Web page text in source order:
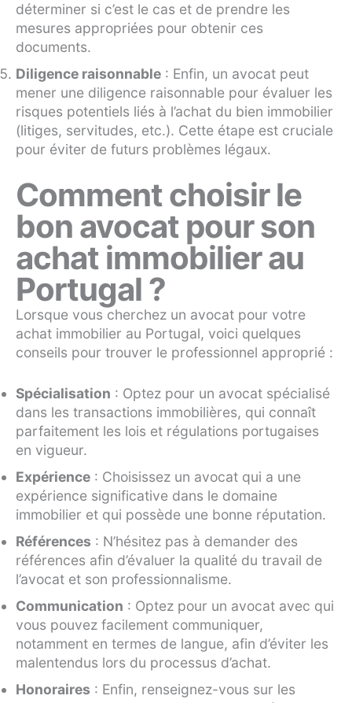
déterminer si c’est le cas et de prendre les
mesures appropriées pour obtenir ces
documents.
Diligence raisonnable : Enfin, un avocat peut
mener une diligence raisonnable pour évaluer les
risques potentiels liés à l’achat du bien immobilier
(litiges, servitudes, etc.). Cette étape est cruciale
pour éviter de futurs problèmes légaux.
Comment choisir le
bon avocat pour son
achat immobilier au
Portugal ?
Lorsque vous cherchez un avocat pour votre
achat immobilier au Portugal, voici quelques
conseils pour trouver le professionnel approprié :
Spécialisation : Optez pour un avocat spécialisé
dans les transactions immobilières, qui connaît
parfaitement les lois et régulations portugaises
en vigueur.
Expérience : Choisissez un avocat qui a une
expérience significative dans le domaine
immobilier et qui possède une bonne réputation.
Références : N’hésitez pas à demander des
références afin d’évaluer la qualité du travail de
l’avocat et son professionnalisme.
Communication : Optez pour un avocat avec qui
vous pouvez facilement communiquer,
notamment en termes de langue, afin d’éviter les
malentendus lors du processus d’achat.
Honoraires : Enfin, renseignez-vous sur les